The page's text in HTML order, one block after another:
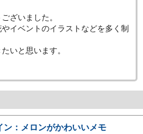
ざいました。
イベントのイラストなどを多く制
いと思います。
ン：メロンがかわいいメモ